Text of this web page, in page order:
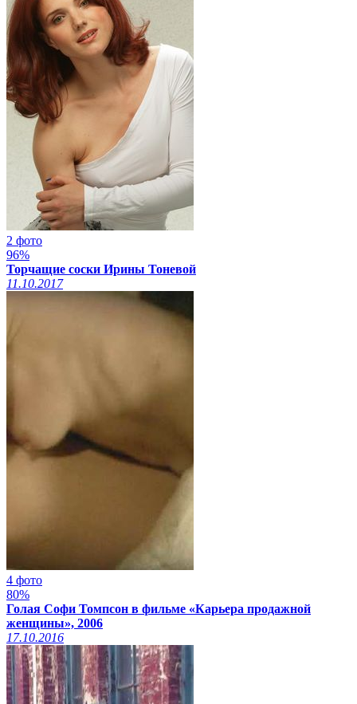
2 фото
96%
Торчащие соски Ирины Тоневой
11.10.2017
4 фото
80%
Голая Софи Томпсон в фильме «Карьера продажной
женщины», 2006
17.10.2016